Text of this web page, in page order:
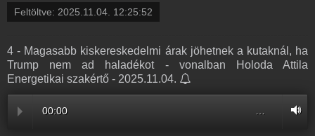
Feltöltve: 2025.11.04. 12:25:52
4 - Magasabb kiskereskedelmi árak jöhetnek a kutaknál, ha
Trump nem ad haladékot - vonalban Holoda Attila
Energetikai szakértő - 2025.11.04.
00:00